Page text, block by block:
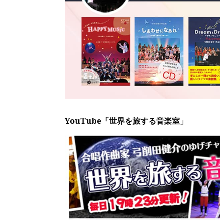
YouTube「世界を旅する音楽室」